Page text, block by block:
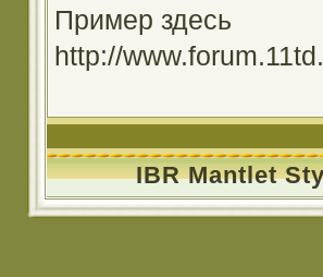
Пример здесь
http://
IBR Mantlet